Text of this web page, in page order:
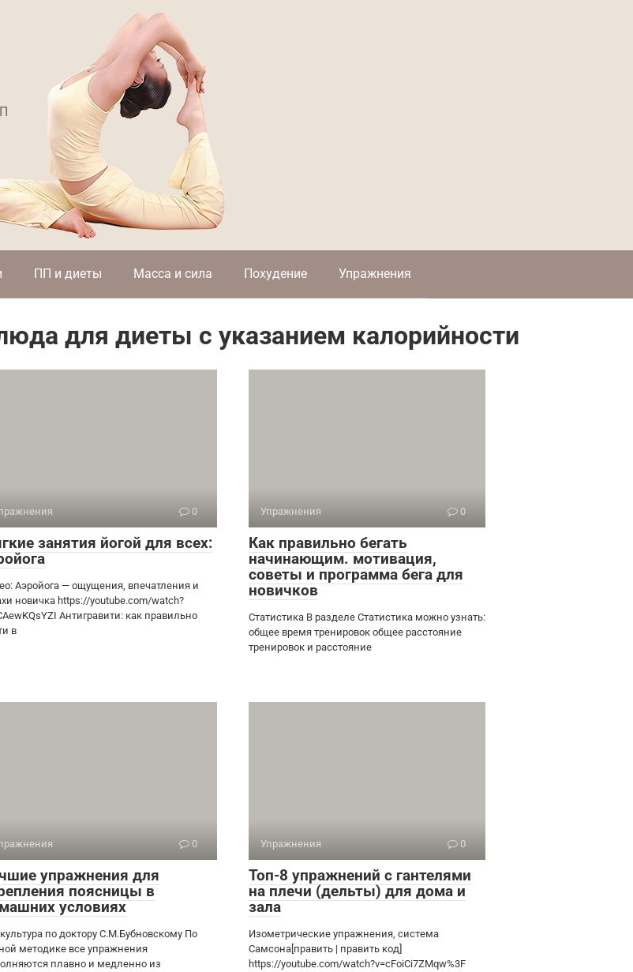
ПП и диеты Масса и сила Похудение Упражнения
для диеты с указанием калорийности
0
занятия йогой для всех:
Аэройога — ощущения, впечатления и
новичка https://youtube.com/watch?
Антигравити: как правильно
в
Упражнения 0
Как правильно бегать
начинающим. мотивация,
советы и программа бега для
новичков
Статистика В разделе Статистика можно узнать:
общее время тренировок общее расстояние
тренировок и расстояние
0
упражнения для
поясницы в
условиях
по доктору С.М.Бубновскому По
методике все упражнения
плавно и медленно из
Упражнения 0
Топ-8 упражнений с гантелями
на плечи (дельты) для дома и
зала
Изометрические упражнения, система
Самсона[править | править код]
https://youtube.com/watch?v=cFoiCi7ZMqw%3F